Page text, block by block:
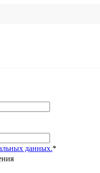
данных.*